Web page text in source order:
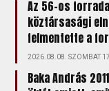
Az 56-os
köztársasági
felmentette a
2026.08.08. SZOMBAT
Baka András